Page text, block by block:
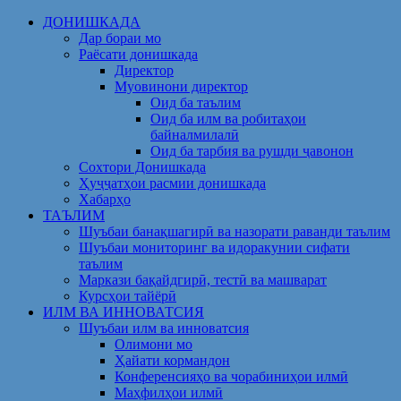
Skip
ДОНИШКАДА
Дар бораи мо
Раёсати донишкада
Директор
Муовинони директор
Оид ба таълим
Оид ба илм ва робитаҳои
байналмилалӣ
Оид ба тарбия ва рушди ҷавонон
Сохтори Донишкада
Ҳуҷҷатҳои расмии донишкада
Хабарҳо
ТАЪЛИМ
Шуъбаи банақшагирӣ ва назорати раванди таълим
Шуъбаи мониторинг ва идоракунии сифати
таълим
Маркази бақайдгирӣ, тестӣ ва машварат
Курсҳои тайёрӣ
ИЛМ ВА ИННОВАТСИЯ
Шуъбаи илм ва инноватсия
Олимони мо
Ҳайати кормандон
Конференсияҳо ва чорабиниҳои илмӣ
Маҳфилҳои илмӣ